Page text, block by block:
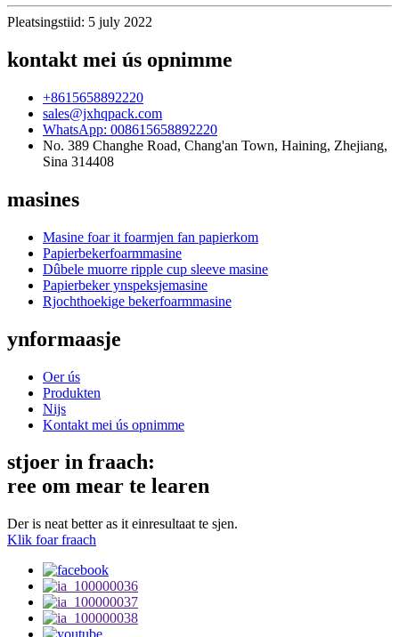
Pleatsingstiid: 5 july 2022
kontakt mei ús opnimme
+8615658892220
sales@jxhqpack.com
WhatsApp: 008615658892220
No. 389 Changhe Road, Chang'an Town, Haining, Zhejiang,
Sina 314408
masines
Masine foar it foarmjen fan papierkom
Papierbekerfoarmmasine
Dûbele muorre ripple cup sleeve masine
Papierbeker ynspeksjemasine
Rjochthoekige bekerfoarmmasine
ynformaasje
Oer ús
Produkten
Nijs
Kontakt mei ús opnimme
stjoer in fraach:
ree om mear te learen
Der is neat better as it einresultaat te sjen.
Klik foar fraach